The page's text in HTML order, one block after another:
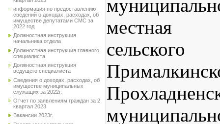
информация по предоставлению
сведений о доходах, расходах, об
имуществе депутатами СМС за
2022 год
Должностная инструкция
начальника отдела
Должностная инструкция главного
специалиста
Должностная инструкция
ведущего специалиста
Сведения о доходах, расходах, об
имуществе муниципальных
служащих за 2022г.
Отчет по заявлениям граждан за 2
квартал 2023
Вакансии 2023г.
местная